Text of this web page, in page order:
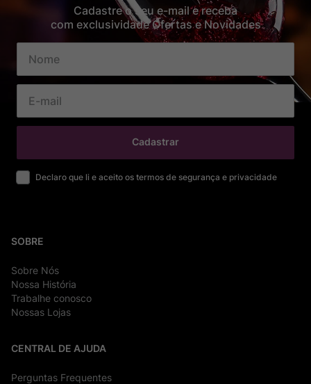
Cadastre o seu e-mail e receba
com exclusividade Ofertas e Novidades
Cadastrar
Declaro que li e aceito os termos de segurança e privacidade
SOBRE
Sobre Nós
Nossa História
Trabalhe conosco
Nossas Lojas
CENTRAL DE AJUDA
Perguntas Frequentes